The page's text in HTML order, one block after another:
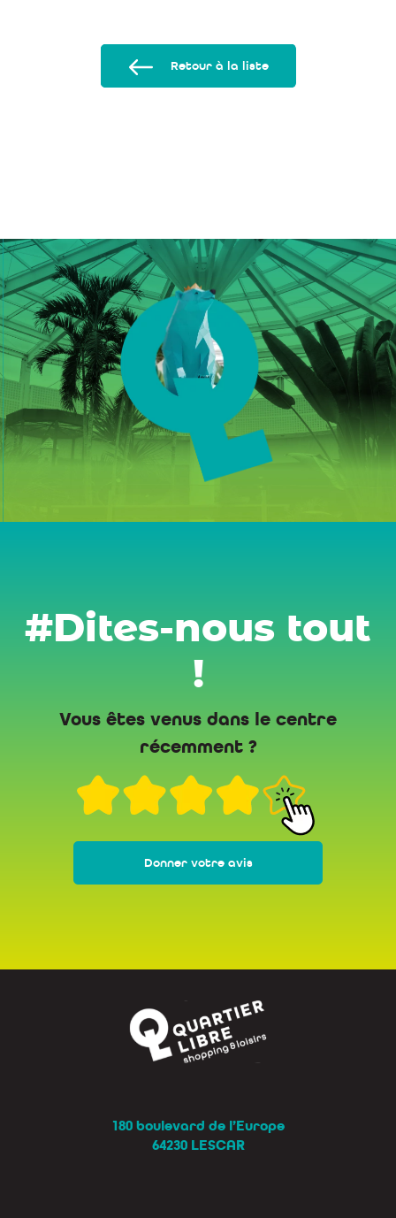
Retour à la liste
#Dites-nous tout
!
Vous êtes venus dans le centre
récemment ?
Donner votre avis
180 boulevard de l’Europe
64230 LESCAR